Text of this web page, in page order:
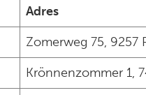
Adres
Zomerweg 75, 9257
Krönnenzommer 1,